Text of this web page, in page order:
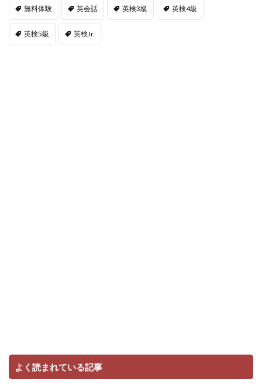
無料体験 英会話 英検3級 英検4級
英検5級 英検Jr.
よく読まれている記事